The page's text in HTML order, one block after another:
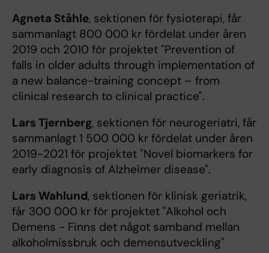
Agneta Ståhle, sektionen för fysioterapi, får
sammanlagt 800 000 kr fördelat under åren
2019 och 2010 för projektet "Prevention of
falls in older adults through implementation of
a new balance-training concept – from
clinical research to clinical practice".
Lars Tjernberg, sektionen för neurogeriatri, får
sammanlagt 1 500 000 kr fördelat under åren
2019-2021 för projektet "Novel biomarkers for
early diagnosis of Alzheimer disease".
Lars Wahlund, sektionen för klinisk geriatrik,
får 300 000 kr för projektet "Alkohol och
Demens - Finns det något samband mellan
alkoholmissbruk och demensutveckling"